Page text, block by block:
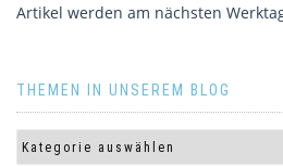
Artikel werden am nächsten
THEMEN IN UNSEREM BLOG